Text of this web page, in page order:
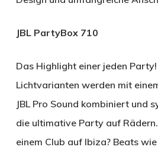
JBL PartyBox 710
Das Highlight einer jeden
Lichtvarianten werden mit
JBL Pro Sound kombiniert und
die ultimative Party auf
einem Club auf Ibiza? Beats